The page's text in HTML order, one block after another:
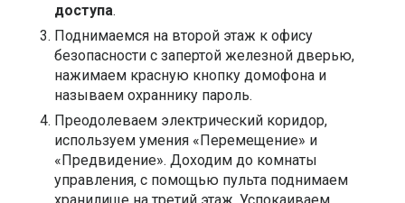
доступа.
Поднимаемся на второй этаж к офису
безопасности с запертой железной дверью,
нажимаем красную кнопку домофона и
называем охраннику пароль.
Преодолеваем электрический коридор,
используем умения «Перемещение» и
«Предвидение». Доходим до комнаты
управления, с помощью пульта поднимаем
хранилище на третий этаж. Успокаиваем